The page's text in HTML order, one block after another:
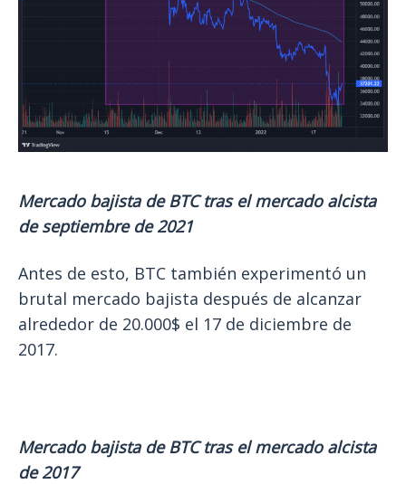
Mercado bajista de BTC tras el mercado alcista
de septiembre de 2021
Antes de esto, BTC también experimentó un
brutal mercado bajista después de alcanzar
alrededor de 20.000$ el 17 de diciembre de
2017.
Mercado bajista de BTC tras el mercado alcista
de 2017